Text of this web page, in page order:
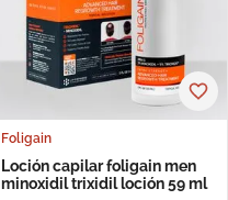
Foligain
Loción capilar foligain men
minoxidil trixidil loción 59 ml